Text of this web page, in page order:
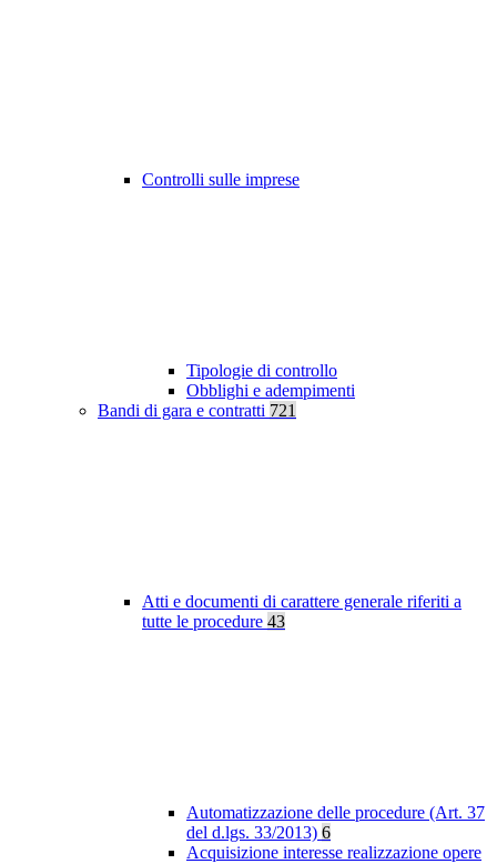
Controlli sulle imprese
Tipologie di controllo
Obblighi e adempimenti
Bandi di gara e contratti 721
Atti e documenti di carattere generale riferiti a
tutte le procedure 43
Automatizzazione delle procedure (Art. 37
del d.lgs. 33/2013) 6
Acquisizione interesse realizzazione opere